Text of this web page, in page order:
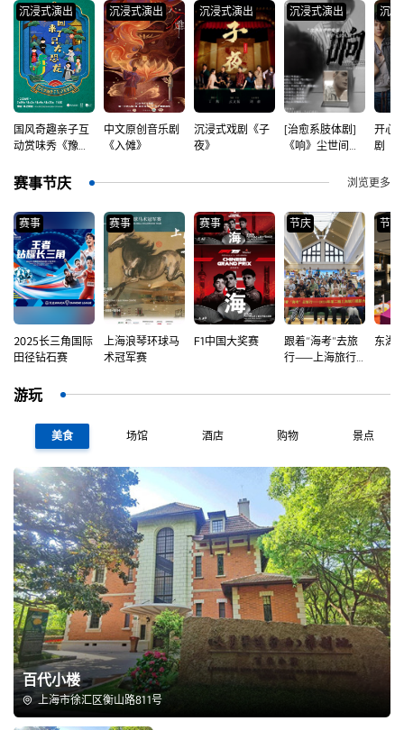
国风奇趣亲子互
动赏味秀《豫园
沉浸式演出
中文原创音乐剧
《入傩》
沉浸式演出
沉浸式戏剧《子
夜》
沉浸式演出
[治愈系肢体剧]
《响》尘世间，
沉浸式演出
开心
剧《
沉浸
赛事节庆 浏览更多
2025长三角国际
田径钻石赛
赛事
上海浪琴环球马
术冠军赛
赛事
F1中国大奖赛
赛事
跟着“海考”去旅
行⸺上海旅行
节庆
东湖
节庆
游玩
美食 场馆 酒店 购物 景点
百代小楼
上海市徐汇区衡山路811号